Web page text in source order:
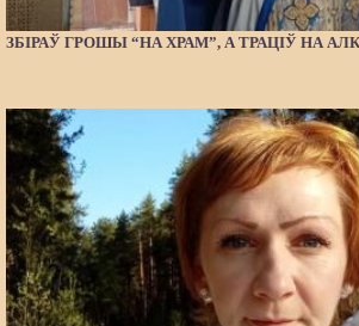
ЗБІРАЎ ГРОШЫ “НА ХРАМ”, А ТРАЦІЎ НА